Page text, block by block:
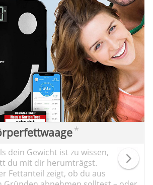
*
dein Gewicht ist zu wissen,
du mit dir herumträgst.
Fettanteil zeigt, ob du aus